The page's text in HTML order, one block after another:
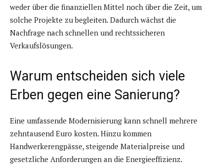
weder über die finanziellen Mittel noch über die Zeit, um
solche Projekte zu begleiten. Dadurch wächst die
Nachfrage nach schnellen und rechtssicheren
Verkaufslösungen.
Warum entscheiden sich viele
Erben gegen eine Sanierung?
Eine umfassende Modernisierung kann schnell mehrere
zehntausend Euro kosten. Hinzu kommen
Handwerkerengpässe, steigende Materialpreise und
gesetzliche Anforderungen an die Energieeffizienz.